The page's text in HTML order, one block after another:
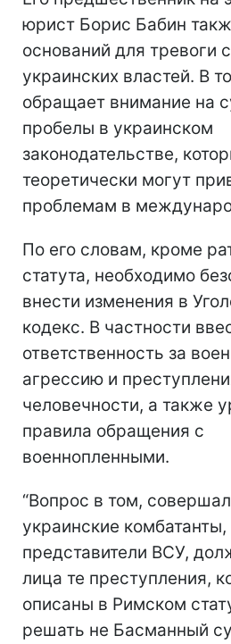
юрист Борис Бабин
оснований для тревоги
украинских властей. В
обращает внимание на
пробелы в украинском
законодательстве,
теоретически могут
проблемам в
По его словам, кроме
статута, необходимо
внести изменения в
кодекс. В частности
ответственность за
агрессию и
человечности, а также
правила обращения с
военнопленными.
“Вопрос в том,
украинские комбатанты,
представители ВСУ,
лица те преступления,
описаны в Римском
решать не Басманный